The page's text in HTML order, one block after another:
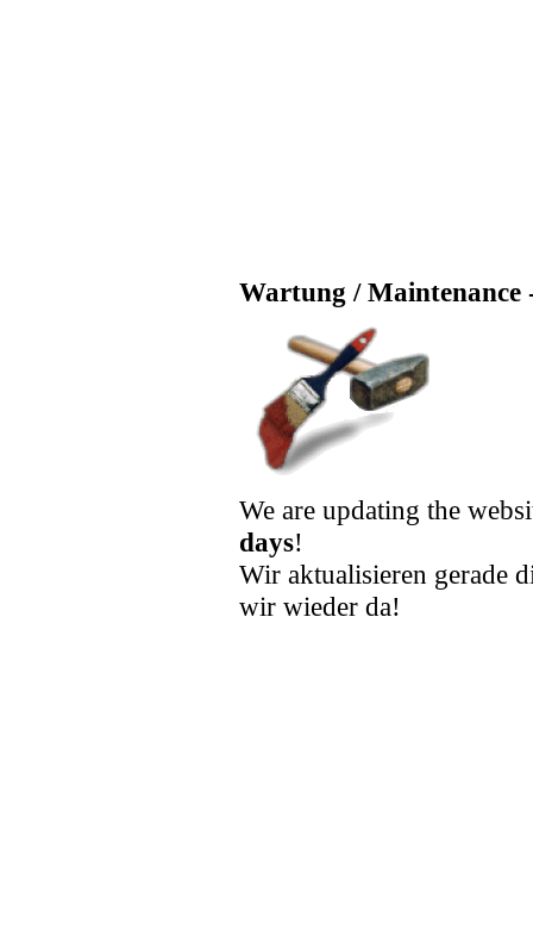
Wartung / Maintenance
We are updating the
days!
Wir aktualisieren gerade
wir wieder da!